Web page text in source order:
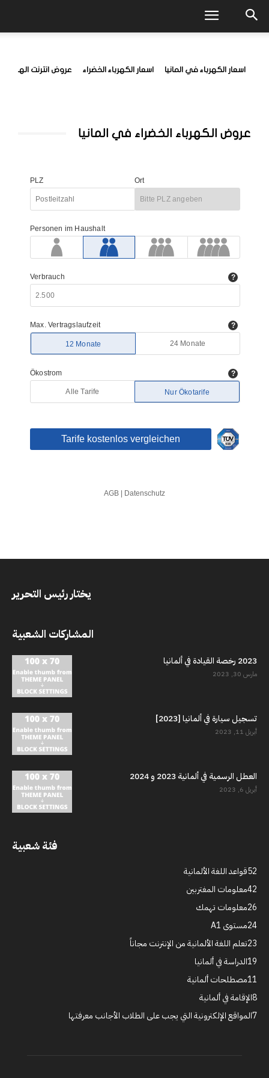
اسعار الكهرباء في المانيا اسعار الكهرباء الخضراء عروض انترنت
عروض الكهرباء الخضراء في المانيا
يختار رئيس التحرير
المشاركات الشعبية
2023 رخصة القيادة في ألمانيا
مارس 30, 2023
تسجيل سيارة في ألمانيا [2023]
أبريل 11, 2023
العطل الرسمية في ألمانية 2023 و 2024
أبريل 6, 2023
فئة شعبية
قواعد اللغة الألمانية52
معلومات المغتربين42
معلومات تهمك26
مستوى A124
تعلم اللغة الألمانية من الإنترنت مجاناً23
الدراسة في ألمانيا19
مصطلحات ألمانية11
الإقامة في ألمانية8
المواقع الإلكترونية التي يجب على الطلاب الأجانب معرفتها7